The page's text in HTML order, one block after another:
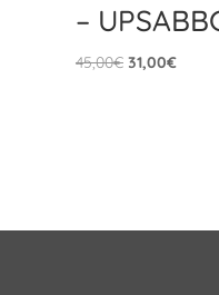
–
45,00€ Il
31,00€Il